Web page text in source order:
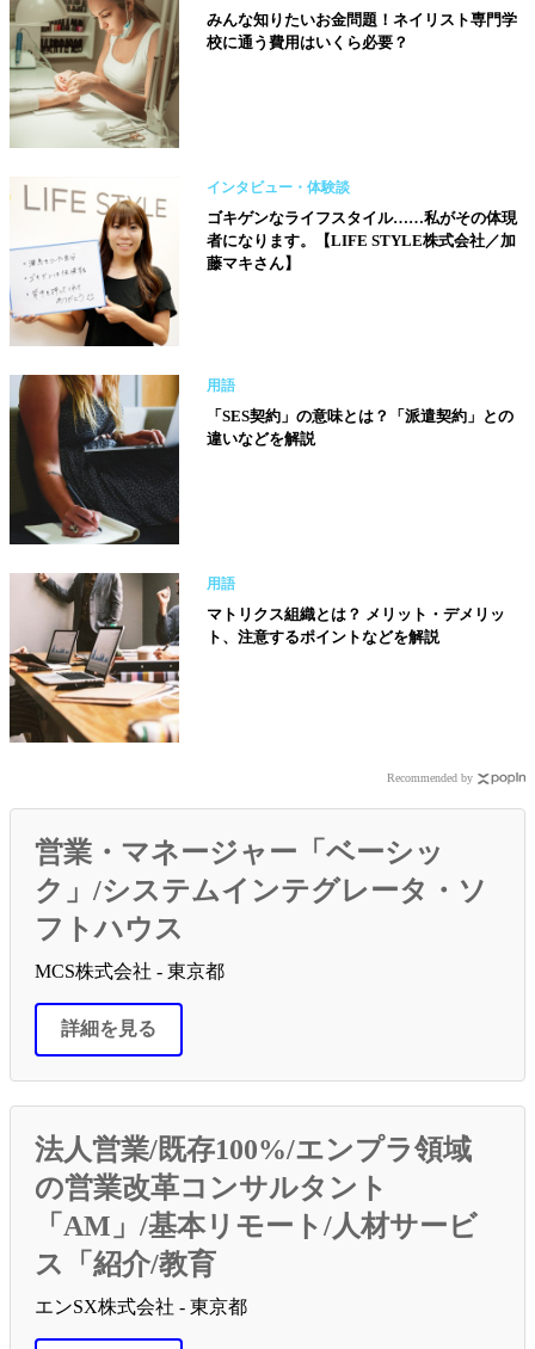
みんな知りたいお金問題！ネイリスト専門学
校に通う費用はいくら必要？
インタビュー・体験談
ゴキゲンなライフスタイル……私がその体現
者になります。【LIFE STYLE株式会社／加
藤マキさん】
用語
「SES契約」の意味とは？「派遣契約」との
違いなどを解説
用語
マトリクス組織とは？ メリット・デメリッ
ト、注意するポイントなどを解説
Recommended by
営業・マネージャー「ベーシッ
ク」/システムインテグレータ・ソ
フトハウス
MCS株式会社 - 東京都
詳細を見る
法人営業/既存100%/エンプラ領域
の営業改革コンサルタント
「AM」/基本リモート/人材サービ
ス「紹介/教育
エンSX株式会社 - 東京都